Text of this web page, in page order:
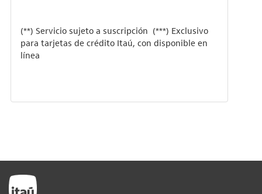
(**) Servicio sujeto a suscripción (***) Exclusivo
para tarjetas de crédito Itaú, con disponible en
línea